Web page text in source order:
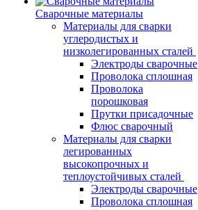
Сварочные материалы
Материалы для сварки
углеродистых и
низколегированных сталей
Электроды сварочные
Проволока сплошная
Проволока
порошковая
Прутки присадочные
Флюс сварочный
Материалы для сварки
легированных
высокопрочных и
теплоустойчивых сталей
Электроды сварочные
Проволока сплошная